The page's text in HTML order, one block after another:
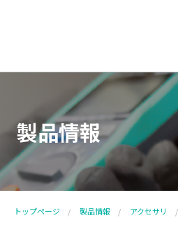
製品情報
トップページ 製品情報 アクセサリ